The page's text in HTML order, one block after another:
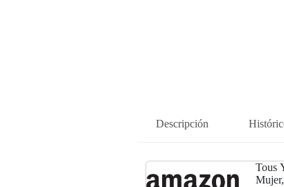
Descripción
Tous